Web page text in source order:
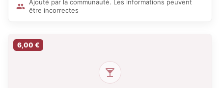
Ajouté par la communauté. Les informations peuvent
être incorrectes
6,00 €